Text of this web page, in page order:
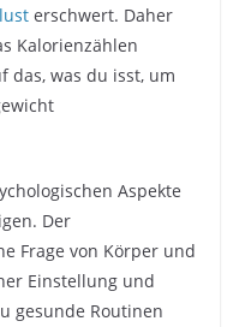
erschwert. Daher
Kalorienzählen
das, was du isst, um
Aspekte
Der
Frage von Körper und
Einstellung und
gesunde Routinen